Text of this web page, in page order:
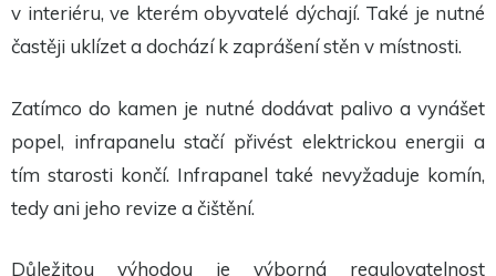
v interiéru, ve kterém obyvatelé dýchají. Také je nutné
častěji uklízet a dochází k zaprášení stěn v místnosti.
Zatímco do kamen je nutné dodávat palivo a vynášet
popel, infrapanelu stačí přivést elektrickou energii a
tím starosti končí. Infrapanel také nevyžaduje komín,
tedy ani jeho revize a čištění.
Důležitou výhodou je výborná regulovatelnost